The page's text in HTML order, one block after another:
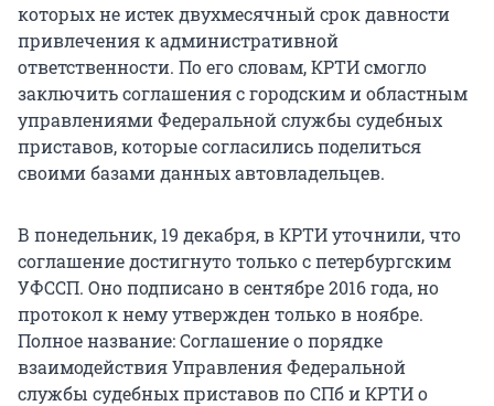
которых не истек двухмесячный срок давности
привлечения к административной
ответственности. По его словам, КРТИ смогло
заключить соглашения с городским и областным
управлениями Федеральной службы судебных
приставов, которые согласились поделиться
своими базами данных автовладельцев.
В понедельник, 19 декабря, в КРТИ уточнили, что
соглашение достигнуто только с петербургским
УФССП. Оно подписано в сентябре 2016 года, но
протокол к нему утвержден только в ноябре.
Полное название: Соглашение о порядке
взаимодействия Управления Федеральной
службы судебных приставов по СПб и КРТИ о